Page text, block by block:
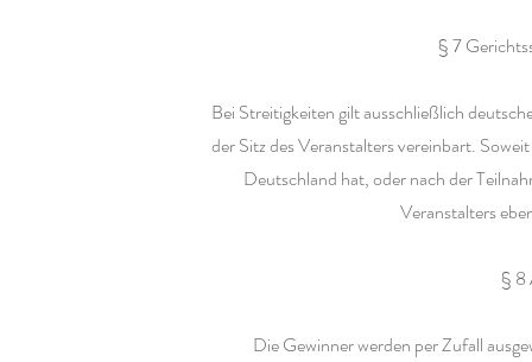
§ 7
Bei Streitigkeiten gilt ausschließlich
der Sitz des Veranstalters vereinbart.
Deutschland hat, oder nach der
Veranstalters
§ 8
Die Gewinner werden per Zufall